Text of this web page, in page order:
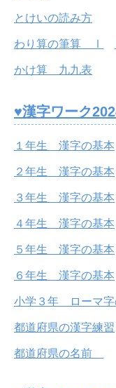
とけいの読み方
わり算の筆算 Ⅰ
かけ算 九九表
♥漢字ワーク
１年生 漢字の基本
２年生 漢字の基本
３年生 漢字の基本
４年生 漢字の基本
５年生 漢字の基本
６年生 漢字の基本
小学３年 ローマ字
都道府県の漢字練習
都道府県の名前